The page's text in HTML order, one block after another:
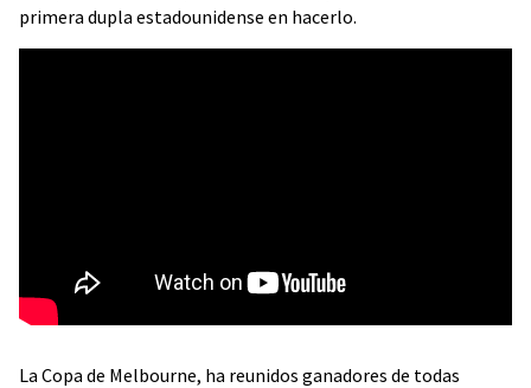
primera dupla estadounidense en hacerlo.
La Copa de Melbourne, ha reunidos ganadores de todas